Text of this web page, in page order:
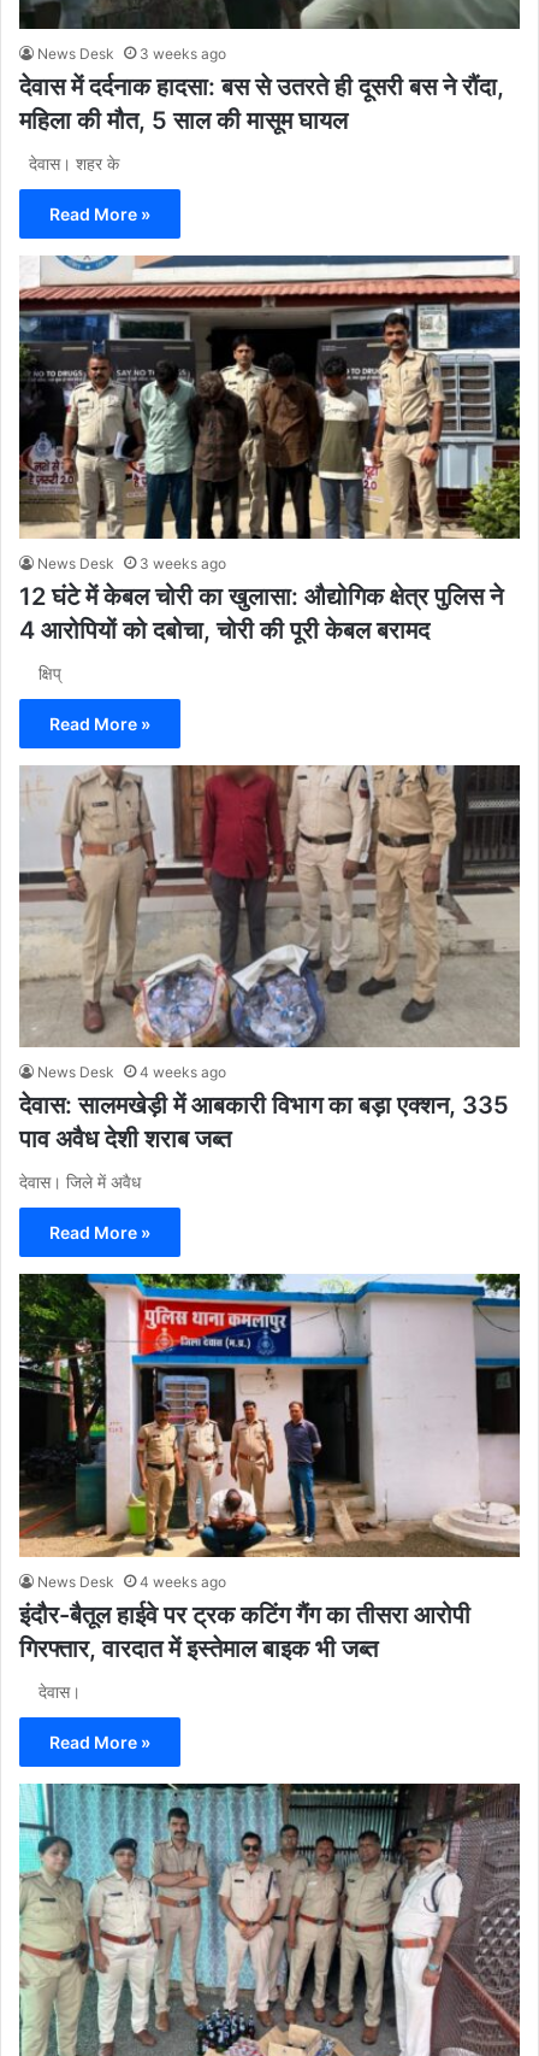
News Desk 3 weeks ago
देवास में दर्दनाक हादसा: बस से उतरते ही दूसरी बस ने रौंदा,
महिला की मौत, 5 साल की मासूम घायल
देवास। शहर के
Read More »
News Desk 3 weeks ago
12 घंटे में केबल चोरी का खुलासा: औद्योगिक क्षेत्र पुलिस ने
4 आरोपियों को दबोचा, चोरी की पूरी केबल बरामद
क्षिप्
Read More »
News Desk 4 weeks ago
देवास: सालमखेड़ी में आबकारी विभाग का बड़ा एक्शन, 335
पाव अवैध देशी शराब जब्त
देवास। जिले में अवैध
Read More »
News Desk 4 weeks ago
इंदौर-बैतूल हाईवे पर ट्रक कटिंग गैंग का तीसरा आरोपी
गिरफ्तार, वारदात में इस्तेमाल बाइक भी जब्त
देवास।
Read More »